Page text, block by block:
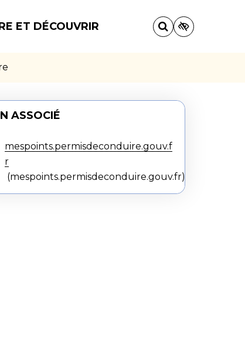
ET DÉCOUVRIR
ASSOCIÉ
mespoints.permisdeconduire.gouv.f
r
mespoints.permisdeconduire.gouv.fr